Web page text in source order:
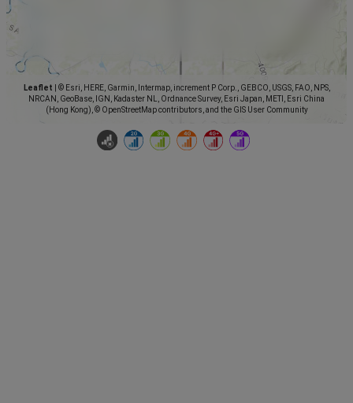
Leaflet
© Esri, HERE, Garmin, Intermap, increment P Corp., GEBCO, USGS, FAO, NPS,
NRCAN, GeoBase, IGN, Kadaster NL, Ordnance Survey, Esri Japan, METI, Esri China
(Hong Kong), © OpenStreetMap contributors, and the GIS User Community